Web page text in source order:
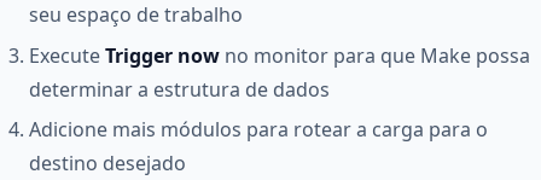
seu espaço de trabalho
ExecuteTrigger now no monitor para que Make possa
determinar a estrutura de dados
Adicione mais módulos para rotear a carga para o
destino desejado